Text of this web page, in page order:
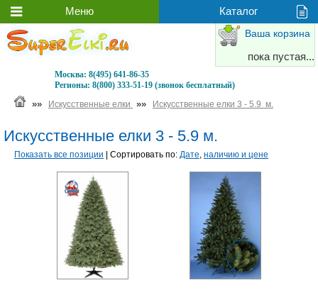
Москва: 8(495) 641-86-35
Регионы: 8(800) 333-51-19 (звонок бесплатный)
Ваша корзина
пока пустая...
»» Искусственные елки »» Искусственные елки 3 - 5.9 м.
Искусственные елки 3 - 5.9 м.
Показать все позиции | Сортировать по: Дате, наличию и цене